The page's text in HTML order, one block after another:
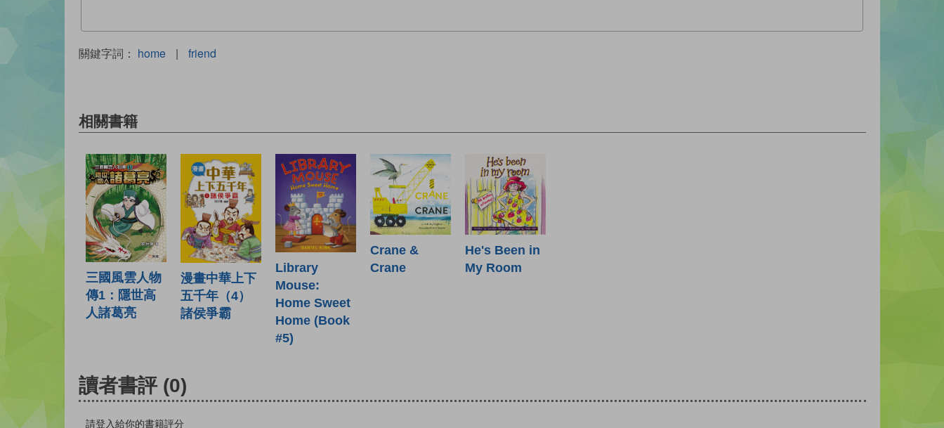
關鍵字詞： home | friend
相關書籍
三國風雲人物
傳1：隱世高
人諸葛亮
漫畫中華上下
五千年（4）
諸侯爭霸
Library
Mouse:
Home Sweet
Home (Book
#5)
Crane &
Crane
He's Been in
My Room
讀者書評 (0)
請登入給你的書籍評分